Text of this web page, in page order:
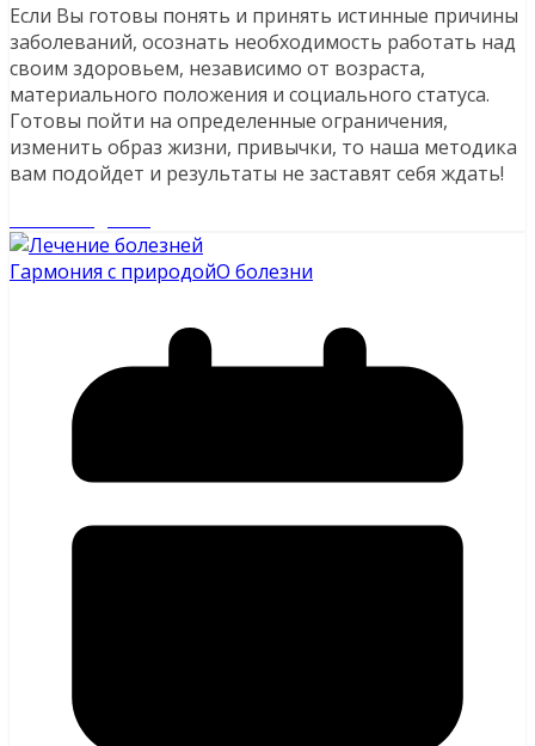
Если Вы готовы понять и принять истинные причины
заболеваний, осознать необходимость работать над
своим здоровьем, независимо от возраста,
материального положения и социального статуса.
Готовы пойти на определенные ограничения,
изменить образ жизни, привычки, то наша методика
вам подойдет и результаты не заставят себя ждать!
Гармония с природойО болезни